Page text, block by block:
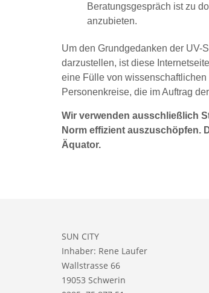
Beratungsgespräch ist zu
anzubieten.
Um den Grundgedanken der UV-
darzustellen, ist diese
eine Fülle von
Personenkreise, die im Auftrag
Wir verwenden ausschließlich
Norm effizient auszuschöpfen.
Äquator.
SUN CITY
Inhaber: Rene Laufer
Wallstrasse 66
19053 Schwerin